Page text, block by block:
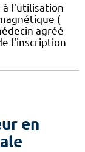
à l'utilisation
(
agréé
l'inscription
en